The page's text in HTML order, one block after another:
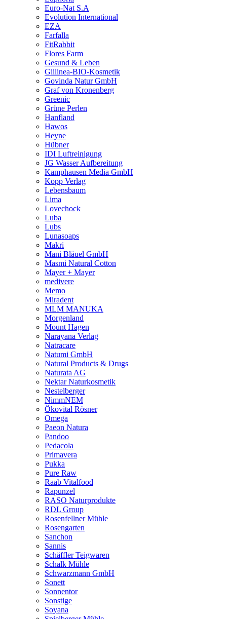
Euro-Nat S.A
Evolution International
EZA
Farfalla
FitRabbit
Flores Farm
Gesund & Leben
Giilinea-BIO-Kosmetik
Govinda Natur GmbH
Graf von Kronenberg
Greenic
Grüne Perlen
Hanfland
Hawos
Heyne
Hübner
IDI Luftreinigung
JG Wasser Aufbereitung
Kamphausen Media GmbH
Kopp Verlag
Lebensbaum
Lima
Lovechock
Luba
Lubs
Lunasoaps
Makri
Mani Bläuel GmbH
Masmi Natural Cotton
Mayer + Mayer
medivere
Memo
Miradent
MLM MANUKA
Morgenland
Mount Hagen
Narayana Verlag
Natracare
Natumi GmbH
Natural Products & Drugs
Naturata AG
Nektar Naturkosmetik
Nestelberger
NimmNEM
Ökovital Rösner
Omega
Paeon Natura
Pandoo
Pedacola
Primavera
Pukka
Pure Raw
Raab Vitalfood
Rapunzel
RASO Naturprodukte
RDL Group
Rosenfellner Mühle
Rosengarten
Sanchon
Sannis
Schäffler Teigwaren
Schalk Mühle
Schwarzmann GmbH
Sonett
Sonnentor
Sonstige
Soyana